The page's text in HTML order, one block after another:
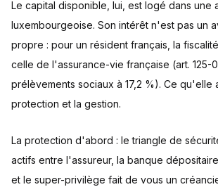
Le capital disponible, lui, est logé dans une
luxembourgeoise. Son intérêt n'est pas un
propre : pour un résident français, la
celle de l'assurance-vie française (art. 125-0
prélèvements sociaux à 17,2 %). Ce qu'elle
protection et la gestion.
La protection d'abord : le triangle de
actifs entre l'assureur, la banque
et le super-privilège fait de vous un